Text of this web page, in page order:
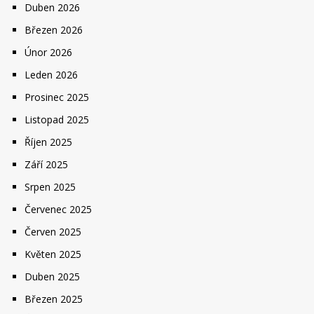
Duben 2026
Březen 2026
Únor 2026
Leden 2026
Prosinec 2025
Listopad 2025
Říjen 2025
Září 2025
Srpen 2025
Červenec 2025
Červen 2025
Květen 2025
Duben 2025
Březen 2025